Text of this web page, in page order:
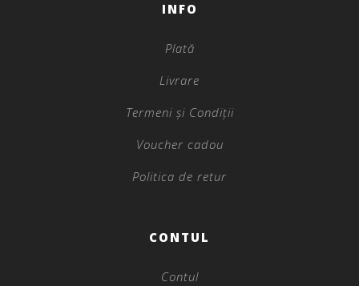
INFO
Plată
Livrare
Termeni și Condiții
Voucher cadou
Politica de retur
CONTUL
Contul